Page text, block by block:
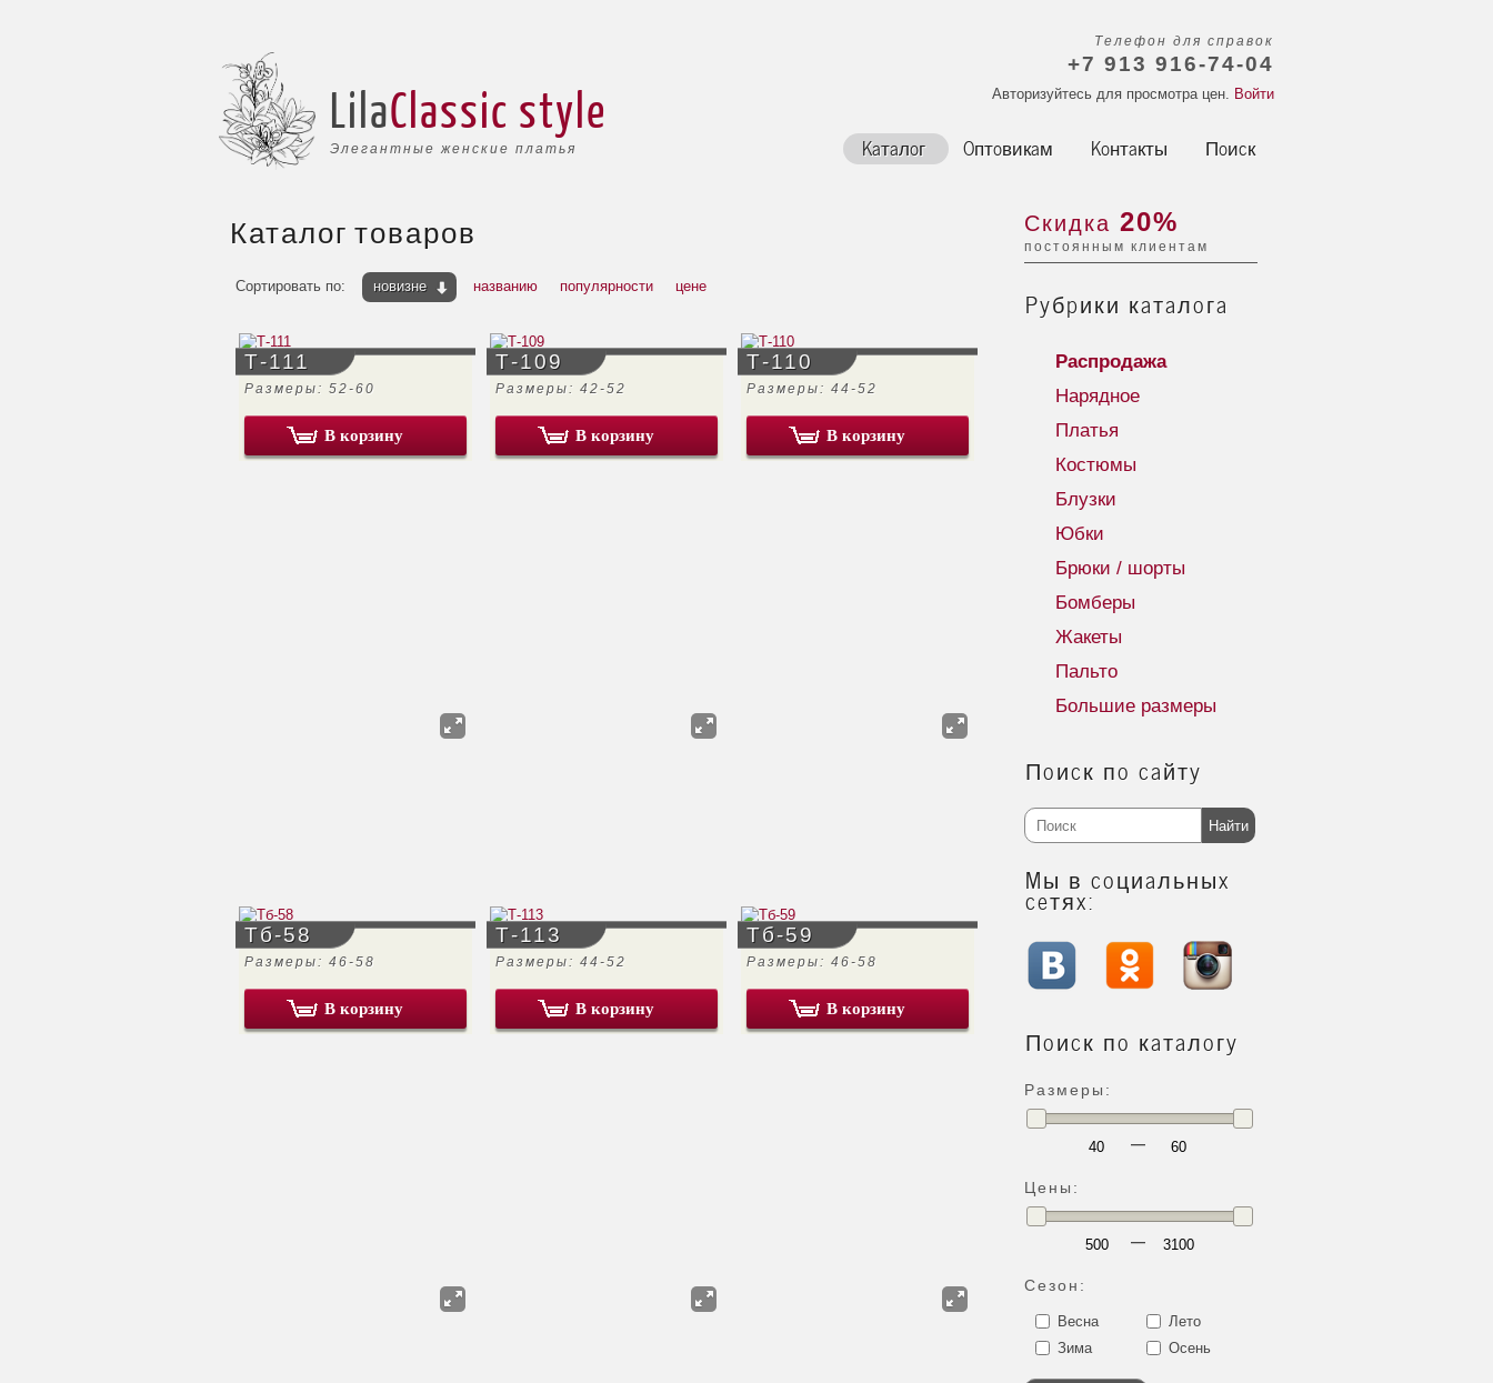
Элегантные женские платья
LilaClassic style
Каталог Оптовикам Контакты Поиск
Телефон для справок
+7 913 916-74-04
Авторизуйтесь для просмотра цен. Войти
Скидка 20%
постоянным клиентам
Рубрики каталога
Распродажа
Нарядное
Платья
Костюмы
Блузки
Юбки
Брюки / шорты
Бомберы
Жакеты
Пальто
Большие размеры
Поиск по сайту
Найти
Мы в социальных
сетях:
Поиск по каталогу
Размеры:
—
Цены:
—
Сезон:
Весна
Зима
Лето
Осень
Каталог товаров
Сортировать по: новизне названию популярности цене
Т-111
Размеры: 52-60
В корзину
Т-109
Размеры: 42-52
В корзину
Т-110
Размеры: 44-52
В корзину
Тб-58
Размеры: 46-58
В корзину
Т-113
Размеры: 44-52
В корзину
Тб-59
Размеры: 46-58
В корзину